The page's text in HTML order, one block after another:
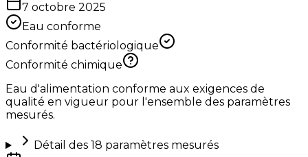
7 octobre 2025
Eau conforme
Conformité bactériologique
Conformité chimique
Eau d'alimentation conforme aux exigences de
qualité en vigueur pour l'ensemble des paramètres
mesurés.
Détail des 18 paramètres mesurés